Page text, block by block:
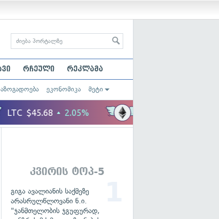
რჩეული რეკლამა
ეკონომიკა მეტი
კვირის ტოპ-5
გიგა ავალიანის საქმეზე
არასრულწლოვანი ნ.ი.
"ჯანმთელობის ჯგუფურად,